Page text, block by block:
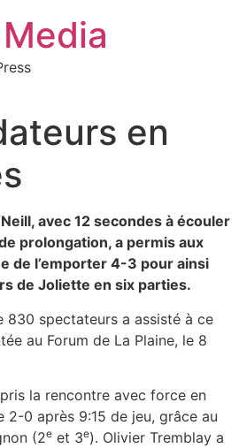
en
avec 12 secondes à écouler
prolongation, a permis aux
de l’emporter 4-3 pour ainsi
de Joliette en six parties.
830 spectateurs a assisté à ce
au Forum de La Plaine, le 8
la rencontre avec force en
2-0 après 9:15 de jeu, grâce au
(2e et 3e). Olivier Tremblay a